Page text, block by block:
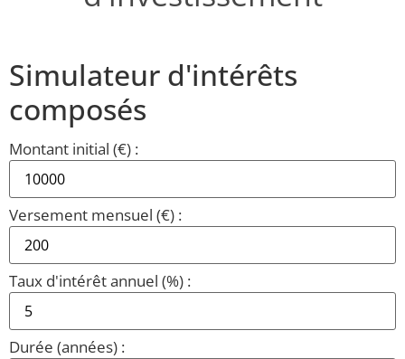
Simulateur d'intérêts
composés
Montant initial (€) :
Versement mensuel (€) :
Taux d'intérêt annuel (%) :
Durée (années) :